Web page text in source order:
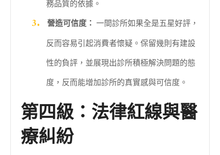
務品質的依據。
營造可信度： 一間診所如果全是五星好評，
反而容易引起消費者懷疑。保留幾則有建設
性的負評，並展現出診所積極解決問題的態
度，反而能增加診所的真實感與可信度。
第四級：法律紅線與醫
療糾紛